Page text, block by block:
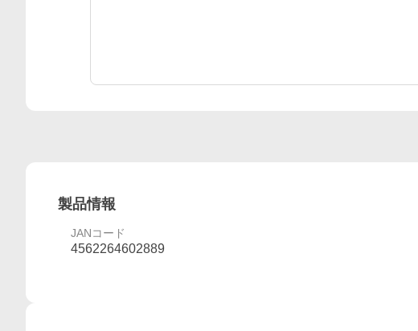
製品情報
JANコード
4562264602889